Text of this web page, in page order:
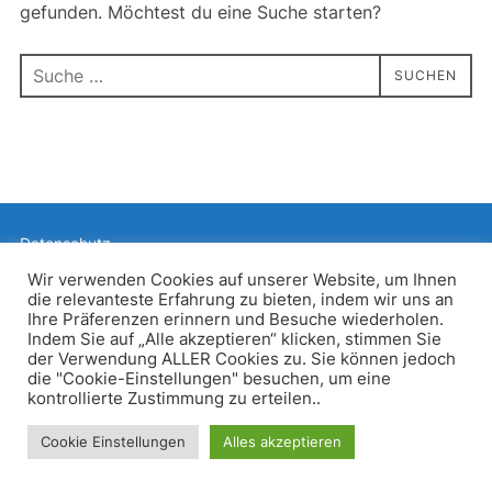
gefunden. Möchtest du eine Suche starten?
Suchen
nach:
SUCHEN
Datenschutz
Inspiro WordPress Theme von WPZOOM
Wir verwenden Cookies auf unserer Website, um Ihnen
die relevanteste Erfahrung zu bieten, indem wir uns an
Ihre Präferenzen erinnern und Besuche wiederholen.
Indem Sie auf „Alle akzeptieren“ klicken, stimmen Sie
der Verwendung ALLER Cookies zu. Sie können jedoch
die "Cookie-Einstellungen" besuchen, um eine
kontrollierte Zustimmung zu erteilen..
Cookie Einstellungen Alles akzeptieren